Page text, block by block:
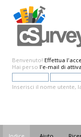
Benvenuto! Effettua
Hai perso l'e-mail di
Inserisci il nome utente,